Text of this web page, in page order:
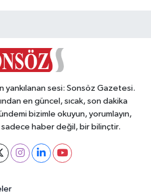
yankılanan sesi: Sonsöz Gazetesi.
en güncel, sıcak, son dakika
bizimle okuyun, yorumlayın,
haber değil, bir bilinçtir.